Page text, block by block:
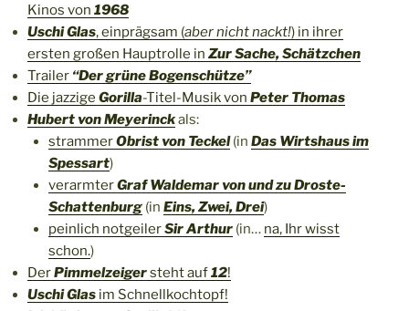
Kinos von 1968
Uschi Glas, einprägsam (aber nicht nackt!) in ihrer
ersten großen Hauptrolle in Zur Sache, Schätzchen
Trailer “Der grüne Bogenschütze”
Die jazzige Gorilla-Titel-Musik von Peter Thomas
Hubert von Meyerinckals:
strammerObrist von Teckel(in Das Wirtshaus im
Spessart)
verarmterGraf Waldemar von und zu Droste-
Schattenburg(in Eins, Zwei, Drei)
peinlich notgeilerSir Arthur(in… na, Ihr wisst
schon.)
DerPimmelzeigersteht auf12!
Uschi Glas im Schnellkochtopf!